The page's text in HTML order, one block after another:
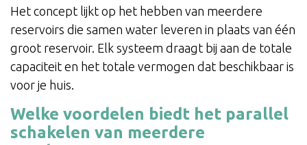
Het concept lijkt op het hebben van meerdere
reservoirs die samen water leveren in plaats van één
groot reservoir. Elk systeem draagt bij aan de totale
capaciteit en het totale vermogen dat beschikbaar is
voor je huis.
Welke voordelen biedt het parallel
schakelen van meerdere